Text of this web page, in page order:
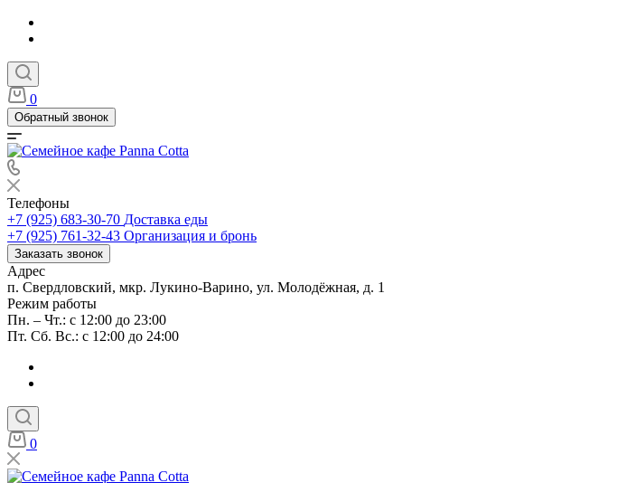
0
Обратный звонок
Телефоны
+7 (925) 683-30-70 Доставка еды
+7 (925) 761-32-43 Организация и бронь
Заказать звонок
Адрес
п. Свердловский, мкр. Лукино-Варино, ул. Молодёжная, д. 1
Режим работы
Пн. – Чт.: с 12:00 до 23:00
Пт. Сб. Вс.: с 12:00 до 24:00
0